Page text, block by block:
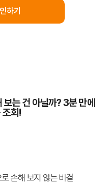
하기
는 건 아닐까? 3분 만에
조회!
손해 보지 않는 비결